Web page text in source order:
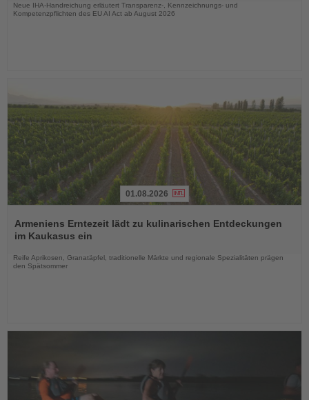
Neue IHA-Handreichung erläutert Transparenz-, Kennzeichnungs- und
Kompetenzpflichten des EU AI Act ab August 2026
Sie
die
01.08.2026
Armeniens Erntezeit lädt zu kulinarischen Entdeckungen
im Kaukasus ein
Reife Aprikosen, Granatäpfel, traditionelle Märkte und regionale Spezialitäten prägen
den Spätsommer